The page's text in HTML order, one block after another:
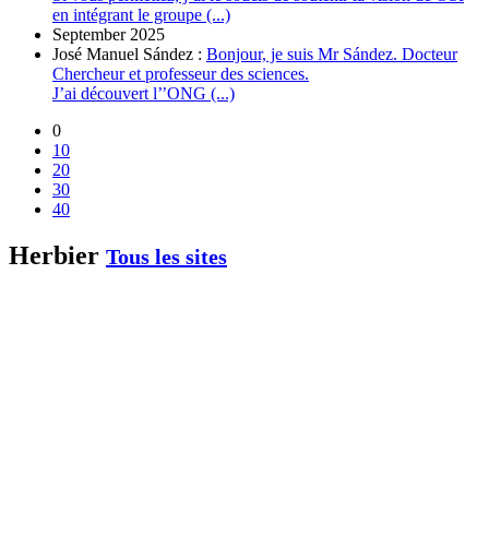
en intégrant le groupe (...)
September 2025
José Manuel Sández : Bonjour, je suis Mr Sández. Docteur
Chercheur et professeur des sciences.
J’ai découvert l’’ONG (...)
0
10
20
30
40
Herbier Tous les sites